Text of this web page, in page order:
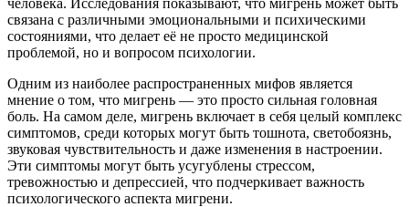
человека. Исследования показывают, что мигрень может быть
связана с различными эмоциональными и психическими
состояниями, что делает её не просто медицинской
проблемой, но и вопросом психологии.
Одним из наиболее распространенных мифов является
мнение о том, что мигрень — это просто сильная головная
боль. На самом деле, мигрень включает в себя целый комплекс
симптомов, среди которых могут быть тошнота, светобоязнь,
звуковая чувствительность и даже изменения в настроении.
Эти симптомы могут быть усугублены стрессом,
тревожностью и депрессией, что подчеркивает важность
психологического аспекта мигрени.